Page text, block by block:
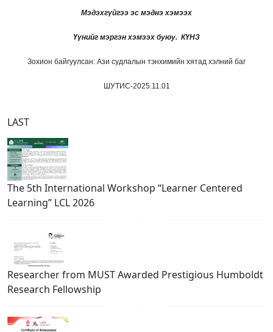
Мэдэхгүйгээ эс мэднэ хэмээх
Үүнийг мэргэн хэмээх буюу. КҮНЗ
Зохион байгуулсан: Ази судлалын тэнхимийн хятад хэлний баг
ШУТИС-2025.11.01
LAST
The 5th International Workshop “Learner Centered
Learning” LCL 2026
Researcher from MUST Awarded Prestigious Humboldt
Research Fellowship